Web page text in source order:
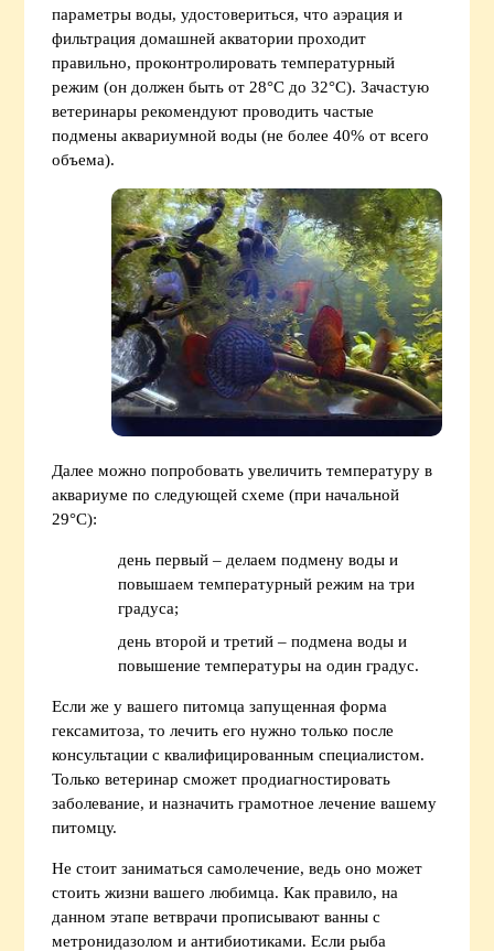
параметры воды, удостовериться, что аэрация и
фильтрация домашней акватории проходит
правильно, проконтролировать температурный
режим (он должен быть от 28°С до 32°С). Зачастую
ветеринары рекомендуют проводить частые
подмены аквариумной воды (не более 40% от всего
объема).
Далее можно попробовать увеличить температуру в
аквариуме по следующей схеме (при начальной
29°С):
день первый – делаем подмену воды и
повышаем температурный режим на три
градуса;
день второй и третий – подмена воды и
повышение температуры на один градус.
Если же у вашего питомца запущенная форма
гексамитоза, то лечить его нужно только после
консультации с квалифицированным специалистом.
Только ветеринар сможет продиагностировать
заболевание, и назначить грамотное лечение вашему
питомцу.
Не стоит заниматься самолечение, ведь оно может
стоить жизни вашего любимца. Как правило, на
данном этапе ветврачи прописывают ванны с
метронидазолом и антибиотиками. Если рыба